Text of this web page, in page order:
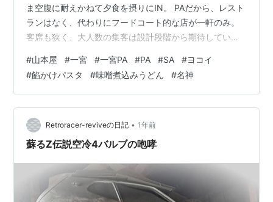
ま空腹に耐えかねて夕食を摂りにIN。 PAだから、レスト
ランはなく、代わりにフードコート的な店が一軒のみ。
客席も狭く、大人数の集客は設計段階から期待していな
パゲッティ」と掲げられている。ヨコイと言えば、名古
屋メシの代表格とも言うべき餡かけパスタの元祖だ。元
祖だが、私の知る限り、実際にはヨコイの店舗は名古屋
市内に二店舗しかなくなかなかお目にかかれない代物
だ。 小員は、迷わずヨコイのスパゲッティ「ミラネー
ズ」をオーダー。 オーダーと言っても券売機…
#山本屋 #一宮 #一宮PA #PA #SA #ヨコイ
#餡かけパスタ #味噌煮込みうどん #名神
Retroracer-reviveの日記 • 1年前
蘇るZ伝説空冷4バルブの咆哮